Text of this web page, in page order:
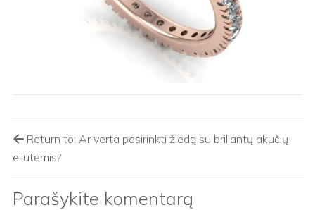
Return to: Ar verta pasirinkti žiedą su briliantų akučių
eilutėmis?
Parašykite komentarą